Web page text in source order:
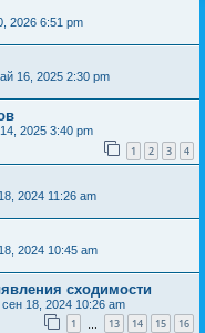
2026 6:51 pm
16, 2025 2:30 pm
2025 3:40 pm
1 2 3 4
2024 11:26 am
2024 10:45 am
сходимости
18, 2024 10:26 am
1 13 14 15 16